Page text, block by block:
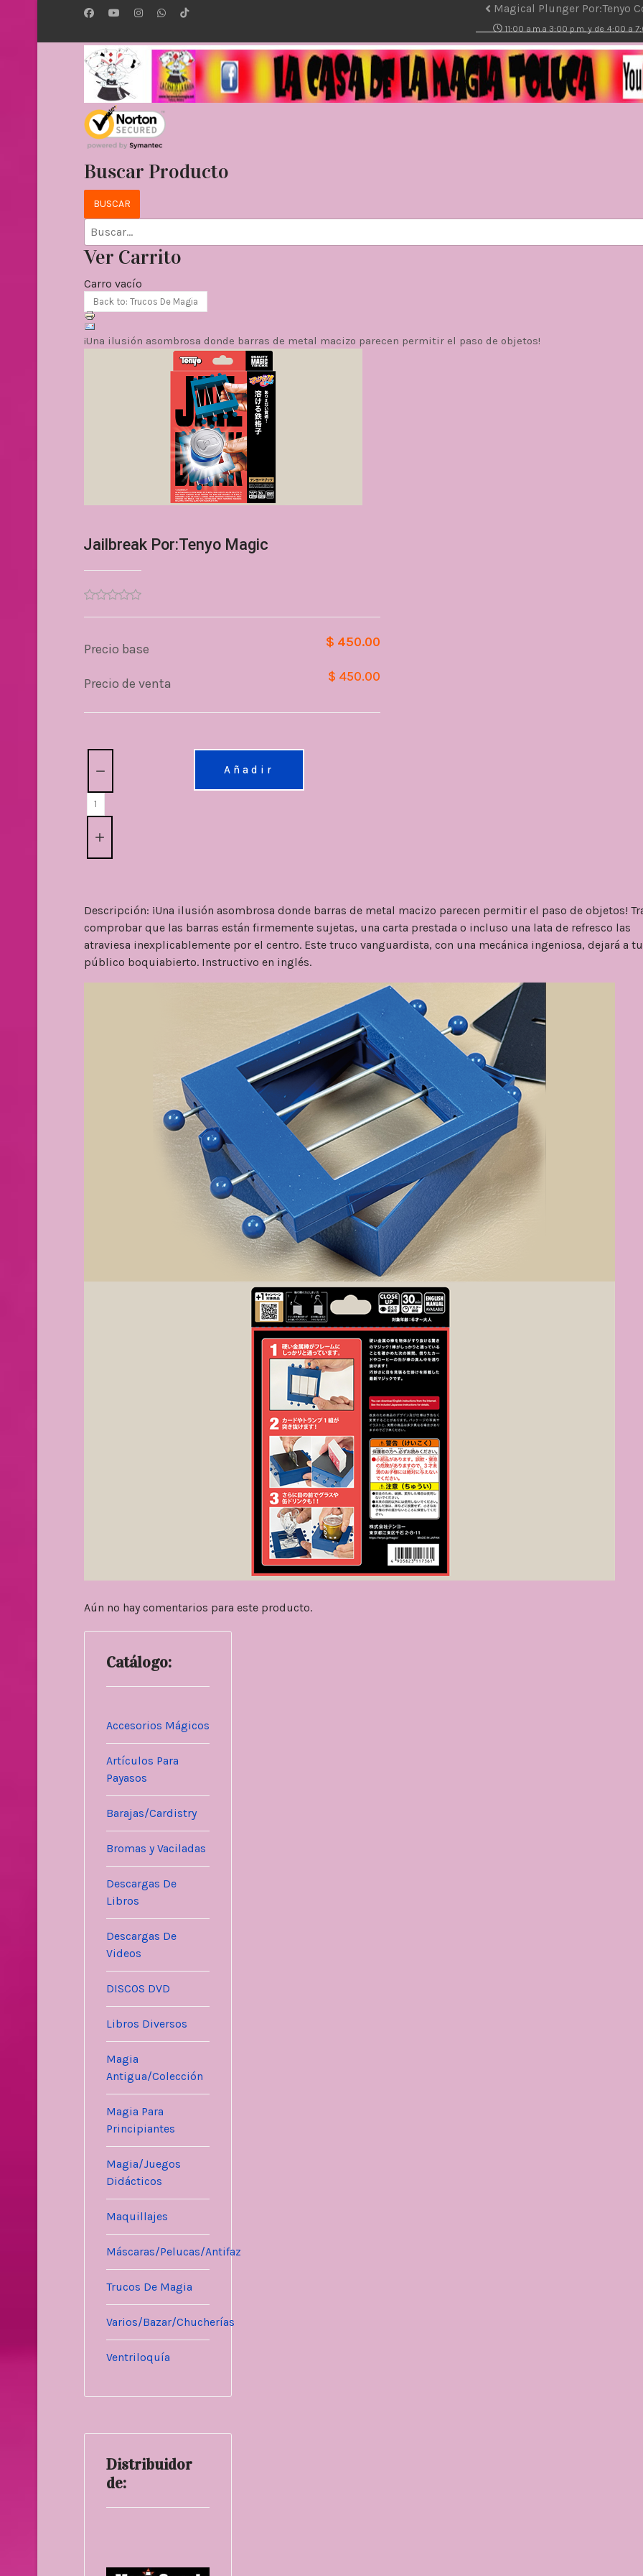
11:00 a.m.a 3:00 p.m. y de 4:00 a
Buscar Producto
Ver Carrito
Carro vacío
Magical Plunger Por:Tenyo
Back to: Trucos De Magia
¡Una ilusión asombrosa donde barras de metal macizo parecen permitir el paso de objetos!
Jailbreak Por:Tenyo Magic
Precio base $ 450.00
Precio de venta $ 450.00
Añadir
Descripción: ¡Una ilusión asombrosa donde barras de metal macizo parecen permitir el paso de objetos!
comprobar que las barras están firmemente sujetas, una carta prestada o incluso una lata de refresco las
atraviesa inexplicablemente por el centro. Este truco vanguardista, con una mecánica ingeniosa, dejará a tu
público boquiabierto. Instructivo en inglés.
Aún no hay comentarios para este producto.
Catálogo:
Accesorios Mágicos
Artículos Para
Payasos
Barajas/Cardistry
Bromas y Vaciladas
Descargas De
Libros
Descargas De
Videos
DISCOS DVD
Libros Diversos
Magia
Antigua/Colección
Magia Para
Principiantes
Magia/Juegos
Didácticos
Maquillajes
Máscaras/Pelucas/Antifaz
Trucos De Magia
Varios/Bazar/Chucherías
Ventriloquía
Distribuidor
de: